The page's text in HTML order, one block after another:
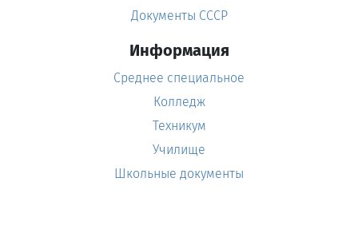
Документы СССР
Информация
Среднее специальное
Колледж
Техникум
Училище
Школьные документы